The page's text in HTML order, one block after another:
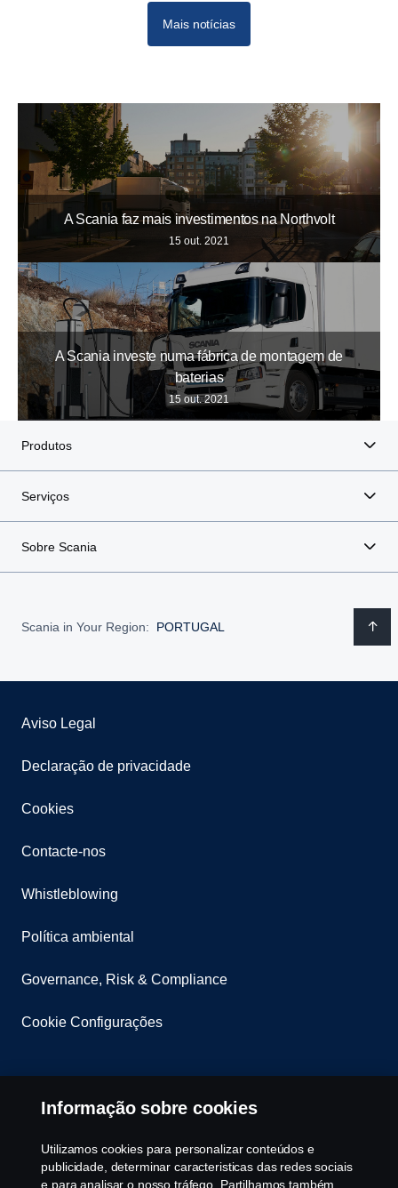
Mais notícias
A Scania faz mais investimentos na Northvolt
15 out. 2021
A Scania investe numa fábrica de montagem de
baterias
15 out. 2021
Produtos
Serviços
Sobre Scania
Scania in Your Region: PORTUGAL
Aviso Legal
Declaração de privacidade
Cookies
Contacte-nos
Whistleblowing
Política ambiental
Governance, Risk & Compliance
Cookie Configurações
© Copyright Scania 2025 All rights reserved. Scania
Informação sobre cookies
Utilizamos cookies para personalizar conteúdos e
publicidade, determinar caracteristicas das redes sociais
e para analisar o nosso tráfego. Partilhamos também